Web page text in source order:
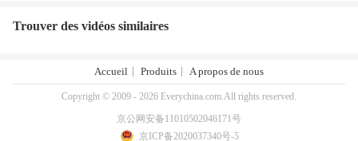
Trouver des vidéos similaires
Accueil Produits A propos de nous
Copyright © 2009 - 2026 Everychina.com.All rights reserved.
京公网安备11010502046171号
京ICP备2020037340号-5